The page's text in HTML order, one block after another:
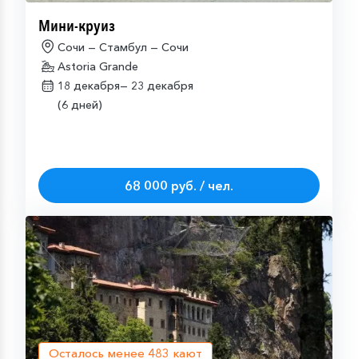
Мини-круиз
Сочи — Стамбул — Сочи
Astoria Grande
18 декабря— 23 декабря
(6 дней)
68 000 руб. / чел.
Осталось менее 483 кают